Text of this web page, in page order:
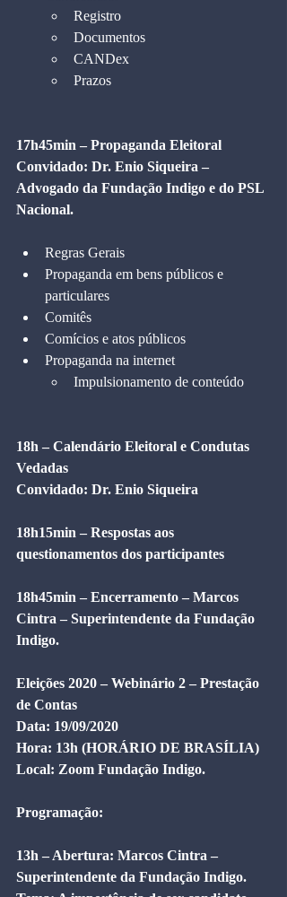
Registro
Documentos
CANDex
Prazos
17h45min – Propaganda Eleitoral
Convidado: Dr. Enio Siqueira –
Advogado da Fundação Indigo e do PSL
Nacional.
Regras Gerais
Propaganda em bens públicos e
particulares
Comitês
Comícios e atos públicos
Propaganda na internet
Impulsionamento de conteúdo
18h – Calendário Eleitoral e Condutas
Vedadas
Convidado: Dr. Enio Siqueira
18h15min – Respostas aos
questionamentos dos participantes
18h45min – Encerramento – Marcos
Cintra – Superintendente da Fundação
Indigo.
Eleições 2020 – Webinário 2 – Prestação
de Contas
Data: 19/09/2020
Hora: 13h (HORÁRIO DE BRASÍLIA)
Local: Zoom Fundação Indigo.
Programação:
13h – Abertura: Marcos Cintra –
Superintendente da Fundação Indigo.